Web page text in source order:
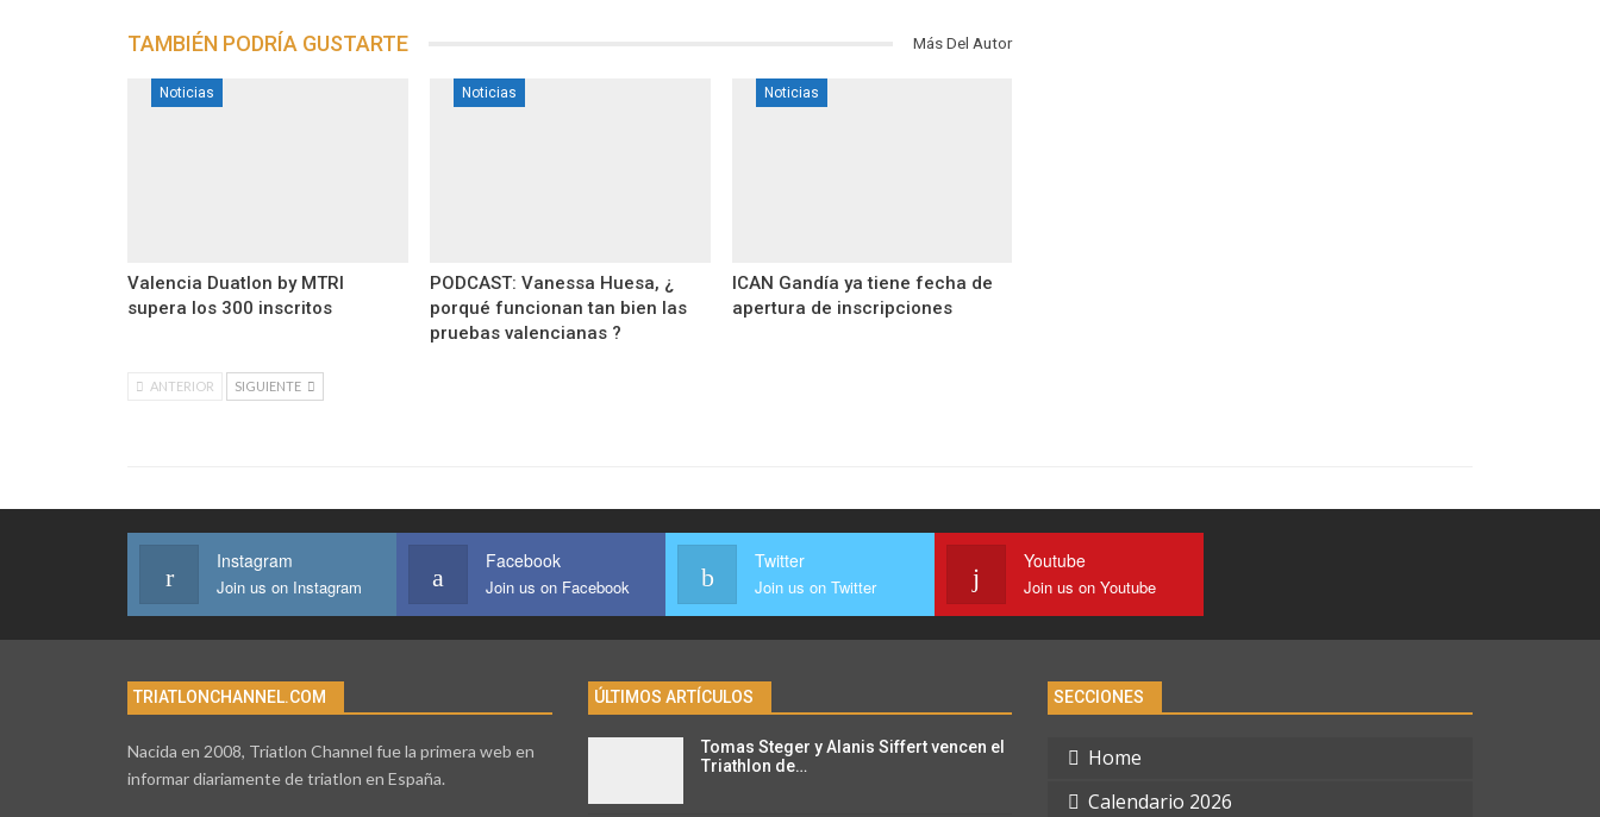
TAMBIÉN PODRÍA GUSTARTE Más Del Autor
Noticias
Valencia Duatlon by MTRI
supera los 300 inscritos
Noticias
PODCAST: Vanessa Huesa, ¿
porqué funcionan tan bien las
pruebas valencianas ?
Noticias
ICAN Gandía ya tiene fecha de
apertura de inscripciones
ANTERIOR SIGUIENTE
Instagram
Join us on Instagram
Facebook
Join us on Facebook
Twitter
Join us on Twitter
Youtube
Join us on Youtube
TRIATLONCHANNEL.COM
Nacida en 2008, Triatlon Channel fue la primera web en
informar diariamente de triatlon en España.
ÚLTIMOS ARTÍCULOS
Tomas Steger y Alanis Siffert vencen el
Triathlon de…
SECCIONES
Home
Calendario 2026